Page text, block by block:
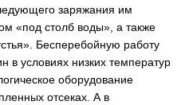
заряжания им
«под столб воды», а также
Бесперебойную работу
в условиях низких температур
оборудование
отсеках. А в